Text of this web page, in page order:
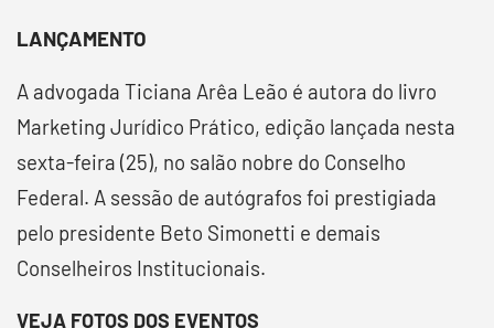
LANÇAMENTO
A advogada Ticiana Arêa Leão é autora do livro
Marketing Jurídico Prático, edição lançada nesta
sexta-feira (25), no salão nobre do Conselho
Federal. A sessão de autógrafos foi prestigiada
pelo presidente Beto Simonetti e demais
Conselheiros Institucionais.
VEJA FOTOS DOS EVENTOS